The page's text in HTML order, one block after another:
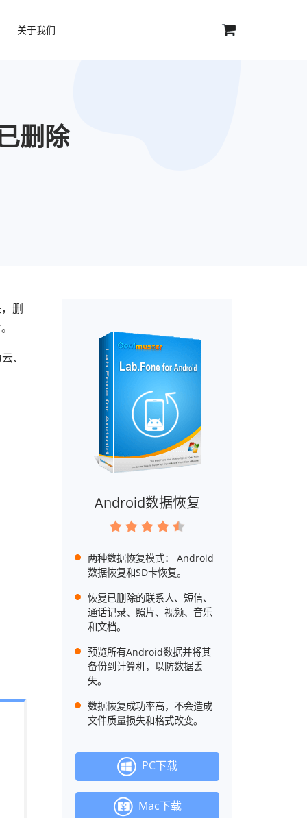
关于我们
删除
删
、
Android数据恢复
两种数据恢复模式： Android
数据恢复和SD卡恢复。
恢复已删除的联系人、短信、
通话记录、照片、视频、音乐
和文档。
预览所有Android数据并将其
备份到计算机，以防数据丢
失。
数据恢复成功率高，不会造成
文件质量损失和格式改变。
PC下载
Mac下载